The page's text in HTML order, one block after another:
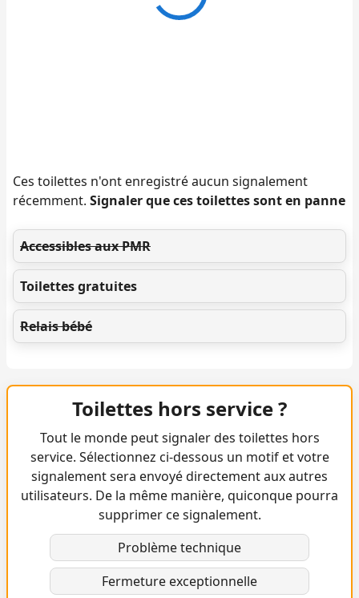
Ces toilettes n'ont enregistré aucun signalement
récemment. Signaler que ces toilettes sont en panne
Accessibles aux PMR
Toilettes gratuites
Relais bébé
Toilettes hors service ?
Tout le monde peut signaler des toilettes hors
service. Sélectionnez ci-dessous un motif et votre
signalement sera envoyé directement aux autres
utilisateurs. De la même manière, quiconque pourra
supprimer ce signalement.
Problème technique
Fermeture exceptionnelle